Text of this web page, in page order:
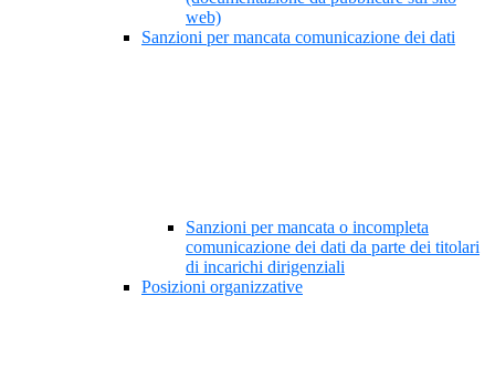
web)
Sanzioni per mancata comunicazione dei dati
Sanzioni per mancata o incompleta
comunicazione dei dati da parte dei titolari
di incarichi dirigenziali
Posizioni organizzative